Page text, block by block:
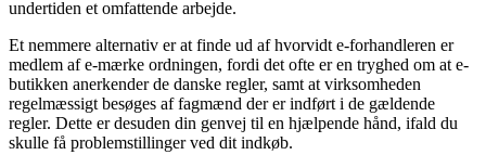
undertiden et omfattende arbejde.
Et nemmere alternativ er at finde ud af hvorvidt e-forhandleren er
medlem af e-mærke ordningen, fordi det ofte er en tryghed om at e-
butikken anerkender de danske regler, samt at virksomheden
regelmæssigt besøges af fagmænd der er indført i de gældende
regler. Dette er desuden din genvej til en hjælpende hånd, ifald du
skulle få problemstillinger ved dit indkøb.